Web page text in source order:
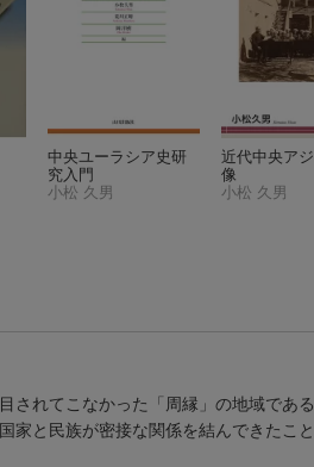
中央ユーラシア史研
究入門
小松 久男
近代中央ア
像
小松 久男
されてこなかった「周縁」の地域であ
家と民族が密接な関係を結んできたこ